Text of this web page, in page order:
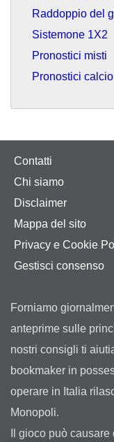
Raddoppio del
Sistemone 1X2
Pronostici misti
Pronostici
Contatti
Chi siamo
Disclaimer
Mappa del sito
Privacy e Cookie
Gestisci consenso
Forniamo
anteprime sulle
nostri consigli ti
bookmaker in
operare in Italia
Monopoli.
Il gioco può